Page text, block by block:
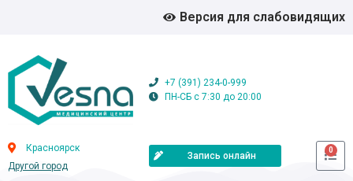
Версия для слабовидящих
+7 (391) 234-0-999
ПН-СБ с 7:30 до 20:00
Красноярск
Другой город
Запись онлайн
0